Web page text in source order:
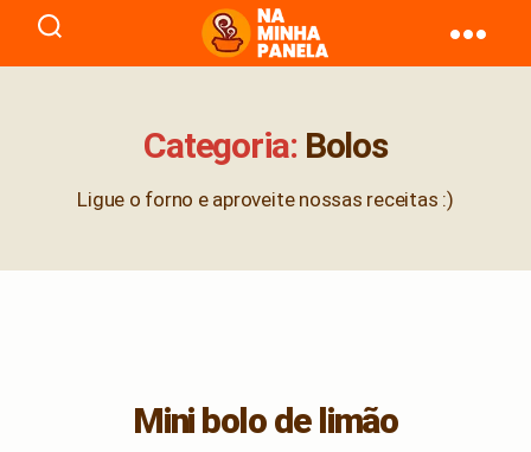
naminhapanela.com
Categoria: Bolos
Ligue o forno e aproveite nossas receitas :)
Mini bolo de limão